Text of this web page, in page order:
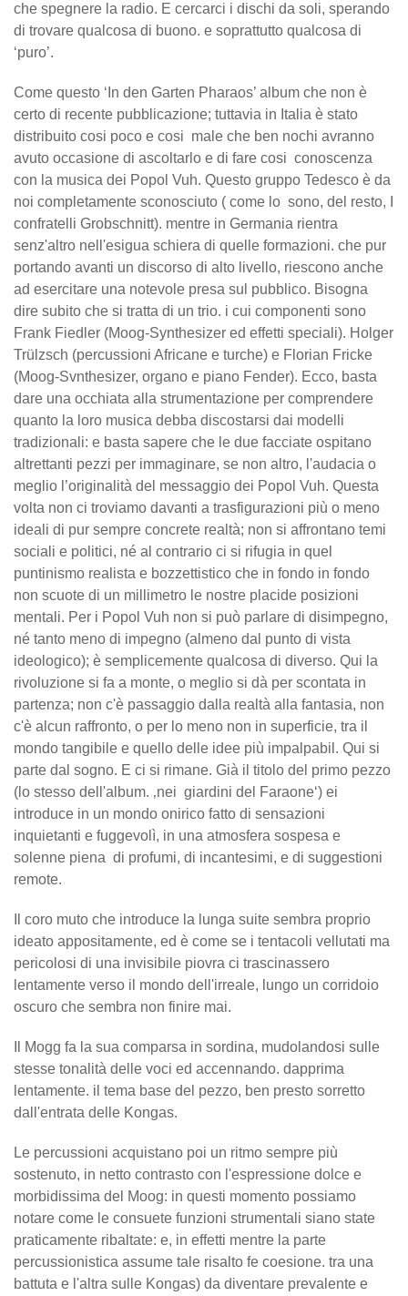
che spegnere la radio. E cercarci i dischi da soli, sperando
di trovare qualcosa di buono. e soprattutto qualcosa di
‘puro’.
Come questo ‘In den Garten Pharaos’ album che non è
certo di recente pubblicazione; tuttavia in Italia è stato
distribuito cosi poco e cosi male che ben nochi avranno
avuto occasione di ascoltarlo e di fare cosi conoscenza
con la musica dei Popol Vuh. Questo gruppo Tedesco è da
noi completamente sconosciuto ( come lo sono, del resto, I
confratelli Grobschnitt). mentre in Germania rientra
senz'altro nell'esigua schiera di quelle formazioni. che pur
portando avanti un discorso di alto livello, riescono anche
ad esercitare una notevole presa sul pubblico. Bisogna
dire subito che si tratta di un trio. i cui componenti sono
Frank Fiedler (Moog-Synthesizer ed effetti speciali). Holger
Trülzsch (percussioni Africane e turche) e Florian Fricke
(Moog-Svnthesizer, organo e piano Fender). Ecco, basta
dare una occhiata alla strumentazione per comprendere
quanto la loro musica debba discostarsi dai modelli
tradizionali: e basta sapere che le due facciate ospitano
altrettanti pezzi per immaginare, se non altro, l'audacia o
meglio l’originalità del messaggio dei Popol Vuh. Questa
volta non ci troviamo davanti a trasfigurazioni più o meno
ideali di pur sempre concrete realtà; non si affrontano temi
sociali e politici, né al contrario ci si rifugia in quel
puntinismo realista e bozzettistico che in fondo in fondo
non scuote di un millimetro le nostre placide posizioni
mentali. Per i Popol Vuh non si può parlare di disimpegno,
né tanto meno di impegno (almeno dal punto di vista
ideologico); è semplicemente qualcosa di diverso. Qui la
rivoluzione si fa a monte, o meglio si dà per scontata in
partenza; non c'è passaggio dalla realtà alla fantasia, non
c'è alcun raffronto, o per lo meno non in superficie, tra il
mondo tangibile e quello delle idee più impalpabil. Qui si
parte dal sogno. E ci si rimane. Già il titolo del primo pezzo
(lo stesso dell'album. ‚nei giardini del Faraone‘) ei
introduce in un mondo onirico fatto di sensazioni
inquietanti e fuggevolì, in una atmosfera sospesa e
solenne piena di profumi, di incantesimi, e di suggestioni
remote.
Il coro muto che introduce la lunga suite sembra proprio
ideato appositamente, ed è come se i tentacoli vellutati ma
pericolosi di una invisibile piovra ci trascinassero
lentamente verso il mondo dell'irreale, lungo un corridoio
oscuro che sembra non finire mai.
Il Mogg fa la sua comparsa in sordina, mudolandosi sulle
stesse tonalità delle voci ed accennando. dapprima
lentamente. il tema base del pezzo, ben presto sorretto
dall'entrata delle Kongas.
Le percussioni acquistano poi un ritmo sempre più
sostenuto, in netto contrasto con l'espressione dolce e
morbidissima del Moog: in questi momento possiamo
notare come le consuete funzioni strumentali siano state
praticamente ribaltate: e, in effetti mentre la parte
percussionistica assume tale risalto fe coesione. tra una
battuta e l'altra sulle Kongas) da diventare prevalente e